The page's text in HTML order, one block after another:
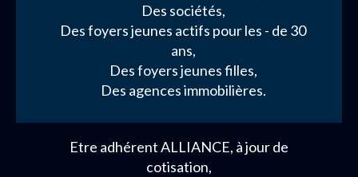
Des sociétés,
Des foyers jeunes actifs pour les - de 30
ans,
Des foyers jeunes filles,
Des agences immobilières.
Etre adhérent ALLIANCE, à jour de
cotisation,